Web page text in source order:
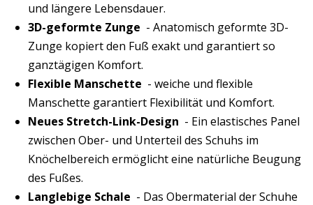
und längere Lebensdauer.
3D-geformte Zunge - Anatomisch geformte 3D-
Zunge kopiert den Fuß exakt und garantiert so
ganztägigen Komfort.
Flexible Manschette - weiche und flexible
Manschette garantiert Flexibilität und Komfort.
Neues Stretch-Link-Design - Ein elastisches Panel
zwischen Ober- und Unterteil des Schuhs im
Knöchelbereich ermöglicht eine natürliche Beugung
des Fußes.
Langlebige Schale - Das Obermaterial der Schuhe